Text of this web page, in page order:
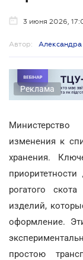
3 июня 2026,
Автор: Александра
Реклама
изменения к
хранения.
рогатого
изделий,
оформление.
простою